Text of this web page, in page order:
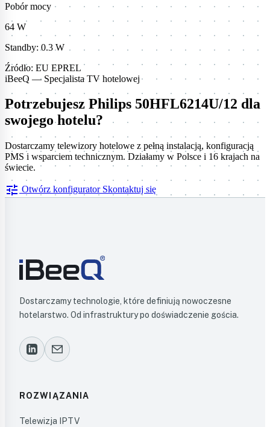
Pobór mocy
64 W
Standby: 0.3 W
Źródło: EU EPREL
iBeeQ — Specjalista TV hotelowej
Potrzebujesz Philips 50HFL6214U/12 dla
swojego hotelu?
Dostarczamy telewizory hotelowe z pełną instalacją, konfiguracją
PMS i wsparciem technicznym. Działamy w Polsce i 16 krajach na
świecie.
tune Otwórz konfigurator Skontaktuj się
Dostarczamy technologie, które definiują nowoczesne
hotelarstwo. Od infrastruktury po doświadczenie gościa.
ROZWIĄZANIA
Telewizja IPTV